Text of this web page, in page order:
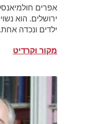
אפרים
ירושלים. הוא
ילדים ונכדה אחת.
מקור וקרדיט